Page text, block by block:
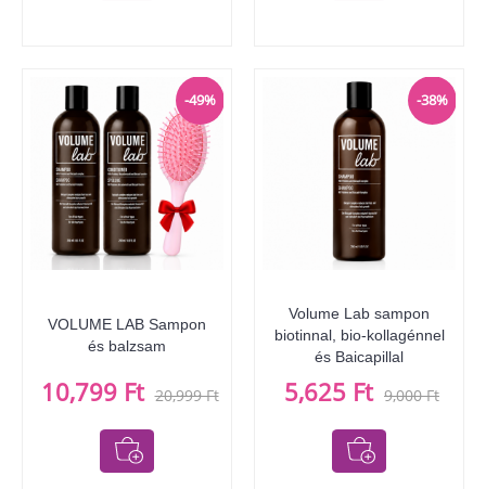
-49%
VOLUME LAB Sampon
és balzsam
20,999 Ft
10,799 Ft
-38%
Volume Lab sampon
biotinnal, bio-kollagénnel
és Baicapillal
9,000 Ft
5,625 Ft